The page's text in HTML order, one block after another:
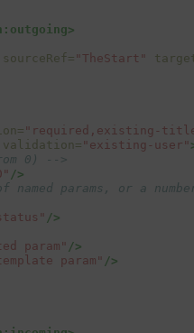
sourceRef= "TheStart"
"required,existing-
validation= "existing-user"
0) -->
/>
params, or a
/>
param" />
param" />